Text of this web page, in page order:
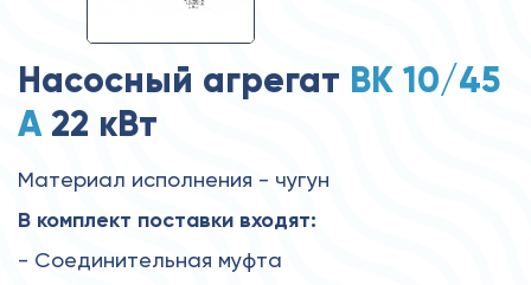
Насосный агрегат ВК 10/45
А22 кВт
Материал исполнения - чугун
В комплект поставки входят:
- Соединительная муфта